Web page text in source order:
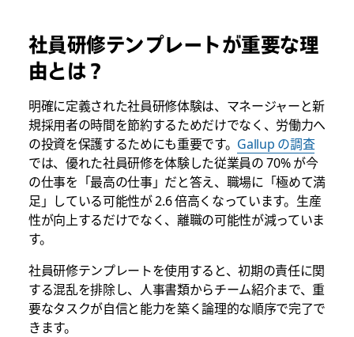
社員研修テンプレートが重要な理
由とは？
明確に定義された社員研修体験は、マネージャーと新
規採用者の時間を節約するためだけでなく、労働力へ
の投資を保護するためにも重要です。 Gallup の調査
では、優れた社員研修を体験した従業員の 70% が今
の仕事を「最高の仕事」だと答え、職場に「極めて満
足」している可能性が 2.6 倍高くなっています。生産
性が向上するだけでなく、離職の可能性が減っていま
す。
社員研修テンプレートを使用すると、初期の責任に関
する混乱を排除し、人事書類からチーム紹介まで、重
要なタスクが自信と能力を築く論理的な順序で完了で
きます。